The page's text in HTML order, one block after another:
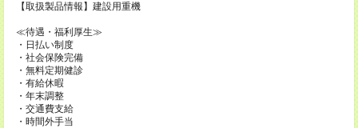
【取扱製品情報】建設用重機
≪待遇・福利厚生≫
・日払い制度
・社会保険完備
・無料定期健診
・有給休暇
・年末調整
・交通費支給
・時間外手当